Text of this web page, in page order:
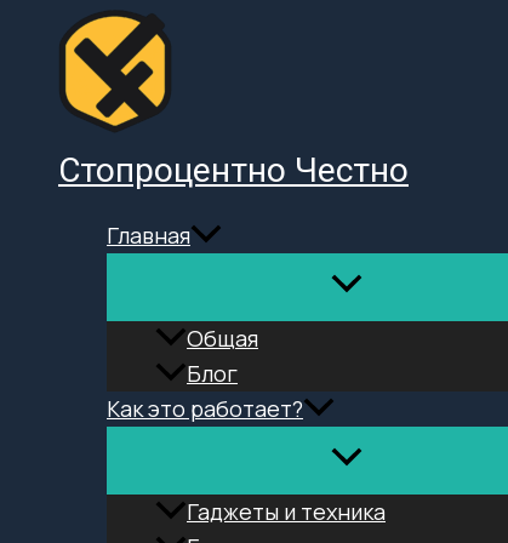
Перейти
содержимому
Стопроцентно Честно
Главная
Общая
Блог
Как это работает?
Гаджеты и техника